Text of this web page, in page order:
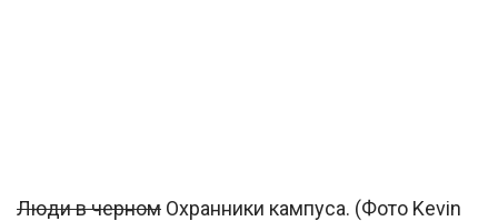
Люди в черном Охранники кампуса. (Фото Kevin